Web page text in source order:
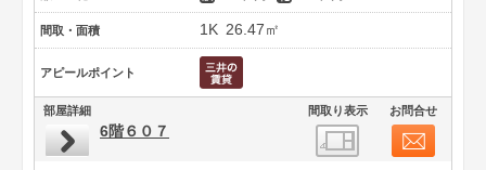
間取・面積 1K 26.47㎡
アピールポイント
部屋詳細 間取り表示 お問合せ
6階６０７